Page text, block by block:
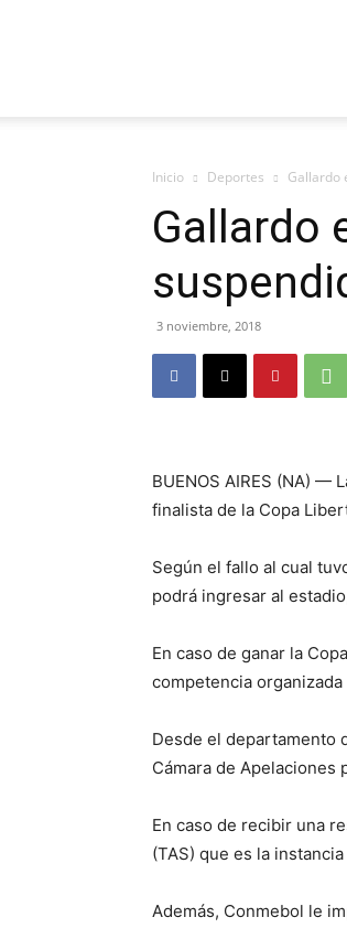
Inicio Deportes Gallardo
Gallardo
3 noviembre, 2018
BUENOS AIRES (NA) —
finalista de la Copa
Según el fallo al cual
podrá ingresar al
En caso de ganar la
competencia
Desde el departamento
Cámara de Apelaciones
En caso de recibir una
(TAS) que es la
Además, Conmebol le